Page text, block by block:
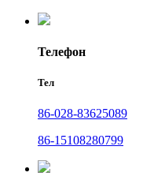
Телефон
Тел
86-028-83625089
86-15108280799